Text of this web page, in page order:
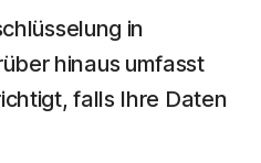
Auftragsverlauf
Produktschlüssel eingeben
in
hinaus umfasst
falls Ihre Daten